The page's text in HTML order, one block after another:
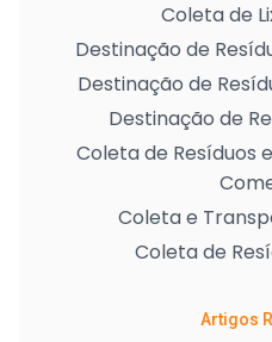
Coleta de
Destinação de
Destinação de
Destinação de
Coleta de Resíduos
Coleta e
Coleta de
Artigos